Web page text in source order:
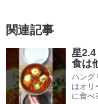
関連記事
星
食は
ハング
はオリ
に食べ